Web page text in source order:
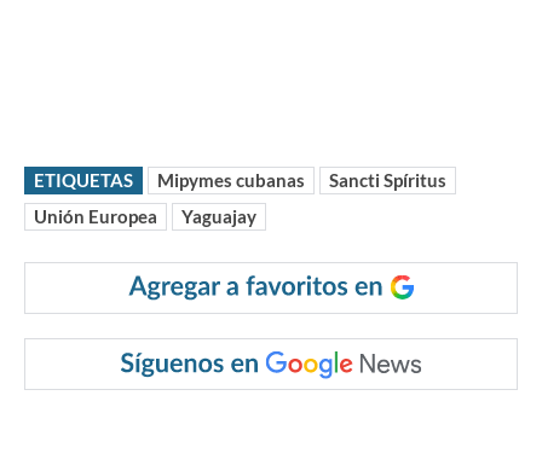
ETIQUETAS Mipymes cubanas
Sancti Spíritus
Unión Europea
Yaguajay